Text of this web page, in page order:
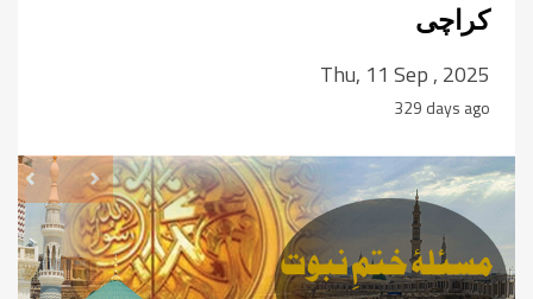
کراچی
Thu, 11 Sep , 2025
329 days ago
Next